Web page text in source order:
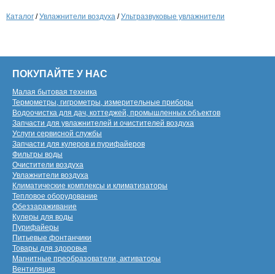
Каталог /Увлажнители воздуха /Ультразвуковые увлажнители
ПОКУПАЙТЕ У НАС
Малая бытовая техника
Термометры, гигрометры, измерительные приборы
Водоочистка для дач, коттеджей, промышленных объектов
Запчасти для увлажнителей и очистителей воздуха
Услуги сервисной службы
Запчасти для кулеров и пурифайеров
Фильтры воды
Очистители воздуха
Увлажнители воздуха
Климатические комплексы и климатизаторы
Тепловое оборудование
Обеззараживание
Кулеры для воды
Пурифайеры
Питьевые фонтанчики
Товары для здоровья
Магнитные преобразователи, активаторы
Вентиляция